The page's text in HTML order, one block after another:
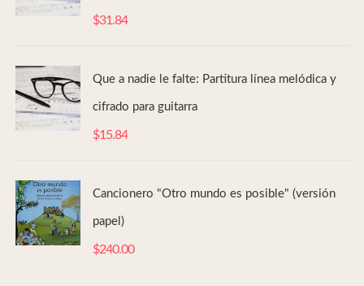
$31.84
Que a nadie le falte: Partitura línea melódica y
cifrado para guitarra
$15.84
Cancionero "Otro mundo es posible" (versión
papel)
$240.00